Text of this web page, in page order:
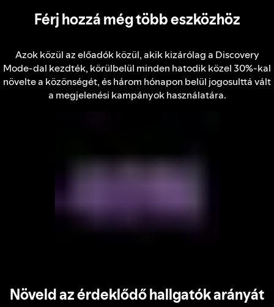
Férj hozzá még több eszközhöz
Azok közül az előadók közül, akik kizárólag a Discovery
Mode-dal kezdték, körülbelül minden hatodik közel 30%-kal
növelte a közönségét, és három hónapon belül jogosulttá vált
a megjelenési kampányok használatára.
Növeld az érdeklődő hallgatók arányát